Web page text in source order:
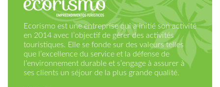
Ecorismo est une entreprise qui a initié son activité
en 2014 avec l’objectif de gérer des activités
touristiques. Elle se fonde sur des valeurs telles
que l’excellence du service et la défense de
l’environnement durable et s’engage à assurer à
ses clients un séjour de la plus grande qualité.